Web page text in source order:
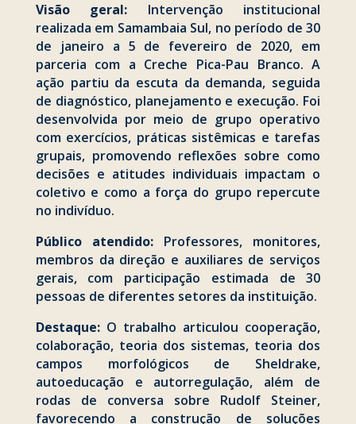
Visão geral: Intervenção institucional
realizada em Samambaia Sul, no período de 30
de janeiro a 5 de fevereiro de 2020, em
parceria com a Creche Pica-Pau Branco. A
ação partiu da escuta da demanda, seguida
de diagnóstico, planejamento e execução. Foi
desenvolvida por meio de grupo operativo
com exercícios, práticas sistêmicas e tarefas
grupais, promovendo reflexões sobre como
decisões e atitudes individuais impactam o
coletivo e como a força do grupo repercute
no indivíduo.
Público atendido:Professores, monitores,
membros da direção e auxiliares de serviços
gerais, com participação estimada de 30
pessoas de diferentes setores da instituição.
Destaque:O trabalho articulou cooperação,
colaboração, teoria dos sistemas, teoria dos
campos morfológicos de Sheldrake,
autoeducação e autorregulação, além de
rodas de conversa sobre Rudolf Steiner,
favorecendo a construção de soluções